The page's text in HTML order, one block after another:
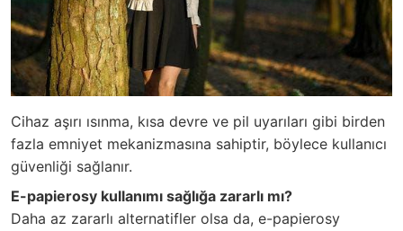
Cihaz aşırı ısınma, kısa devre ve pil uyarıları gibi birden
fazla emniyet mekanizmasına sahiptir, böylece kullanıcı
güvenliği sağlanır.
E-papierosy kullanımı sağlığa zararlı mı?
Daha az zararlı alternatifler olsa da, e-papierosy